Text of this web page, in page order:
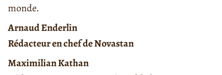
monde.
Arnaud Enderlin
Rédacteur en chef de Novastan
Maximilian Kathan